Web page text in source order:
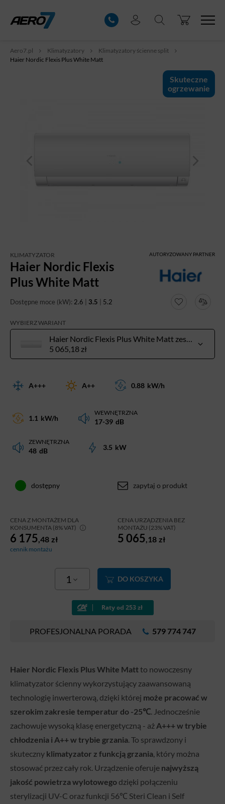
Aero7.pl Klimatyzatory
Klimatyzatory ścienne split
Haier Nordic Flexis Plus White Matt
Skuteczne
ogrzewanie
KLIMATYZATOR
Haier Nordic Flexis
Plus White Matt
AUTORYZOWANY PARTNER
Dostępne moce (kW): 2.6 | 3.5 | 5.2
WYBIERZ WARIANT
Haier Nordic Flexis Plus White Matt zestaw 3,5 kW do pow. 30-40 m²
5 065,18 zł
A+++ A++ 0.88 kW/h
1.1 kW/h
WEWNĘTRZNA
17-39 dB
ZEWNĘTRZNA
48 dB 3.5 kW
dostępny zapytaj o produkt
CENA Z MONTAŻEM DLA
KONSUMENTA (8% VAT)
6 175,48 zł
cennik montażu
CENA URZĄDZENIA BEZ
MONTAŻU (23% VAT)
5 065,18 zł
1 DO KOSZYKA
PROFESJONALNA PORADA 579 774 747
Haier Nordic Flexis Plus White Mattto nowoczesny
klimatyzator ścienny wykorzystujący zaawansowaną
technologię inwerterową, dzięki której może pracować w
szerokim zakresie temperatur do -25℃. Jednocześnie
zachowuje wysoką klasę energetyczną - aż A+++ w trybie
chłodzenia i A++ w trybie grzania. To sprawdzony i
skuteczny klimatyzator z funkcją grzania, który można
stosować przez cały rok. Urządzenie oferuje najwyższą
jakość powietrza wylotowego dzięki połączeniu
sterylizacji UV-C oraz funkcji 56℃ Steri Clean i Self